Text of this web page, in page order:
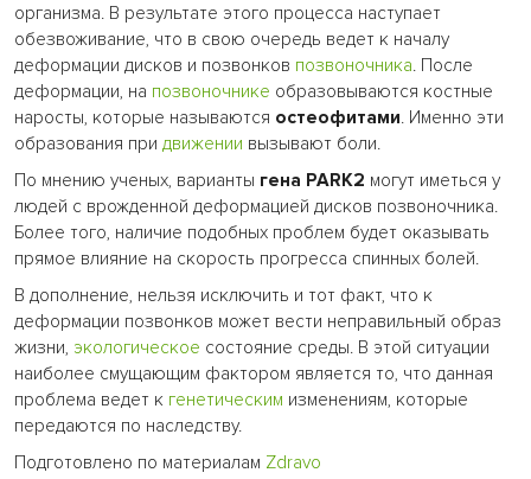
организма. В результате этого процесса наступает
обезвоживание, что в свою очередь ведет к началу
деформации дисков и позвонков позвоночника. После
деформации, на позвоночнике образовываются костные
наросты, которые называются остеофитами. Именно эти
образования при движении вызывают боли.
По мнению ученых, варианты гена PARK2 могут иметься у
людей с врожденной деформацией дисков позвоночника.
Более того, наличие подобных проблем будет оказывать
прямое влияние на скорость прогресса спинных болей.
В дополнение, нельзя исключить и тот факт, что к
деформации позвонков может вести неправильный образ
жизни, экологическое состояние среды. В этой ситуации
наиболее смущающим фактором является то, что данная
проблема ведет к генетическим изменениям, которые
передаются по наследству.
Подготовлено по материалам Zdravo